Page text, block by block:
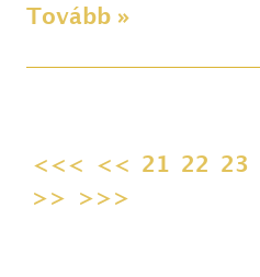
Tovább »
<<< << 21 22 23
>>
>>>